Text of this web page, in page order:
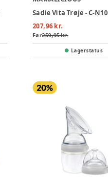
Sadie Vita Trøje - C-N10
207,96 kr.
Før259,95 kr.
Lagerstatus